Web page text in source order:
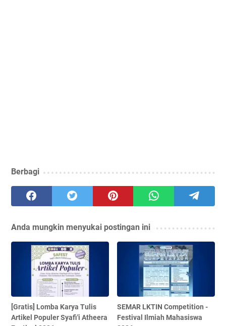
Berbagi
Anda mungkin menyukai postingan ini
[Gratis] Lomba Karya Tulis
Artikel Populer Syafi'i Atheera
SEMAR LKTIN Competition -
Festival Ilmiah Mahasiswa